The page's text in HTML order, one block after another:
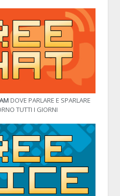
DOVE PARLARE E SPARLARE
TUTTI I GIORNI